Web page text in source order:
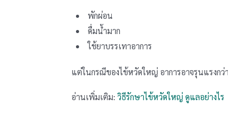
พักผ่อน
ดื่มน้ำมาก
ใช้ยาบรรเทาอาการ
แต่ในกรณีของไข้หวัดใหญ่ อาการอาจรุนแรงก
อ่านเพิ่มเติม: วิธีรักษาไข้หวัดใหญ่ ดูแลอย่างไร